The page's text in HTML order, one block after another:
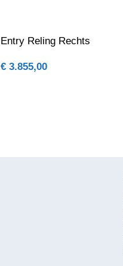
Entry Reling Rechts
€ 3.855,00